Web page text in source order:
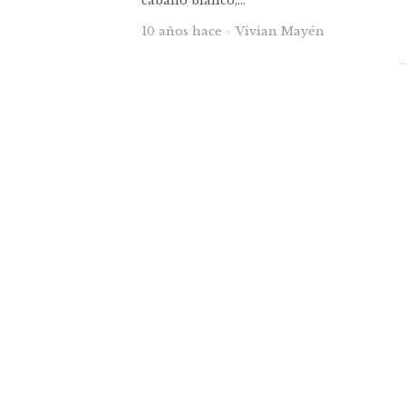
10 años hace
Autor
Vivian Mayén